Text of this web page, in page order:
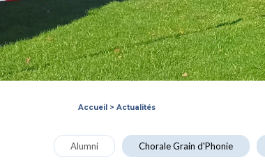
Accueil > Actualités
Alumni Chorale Grain d'Phonie